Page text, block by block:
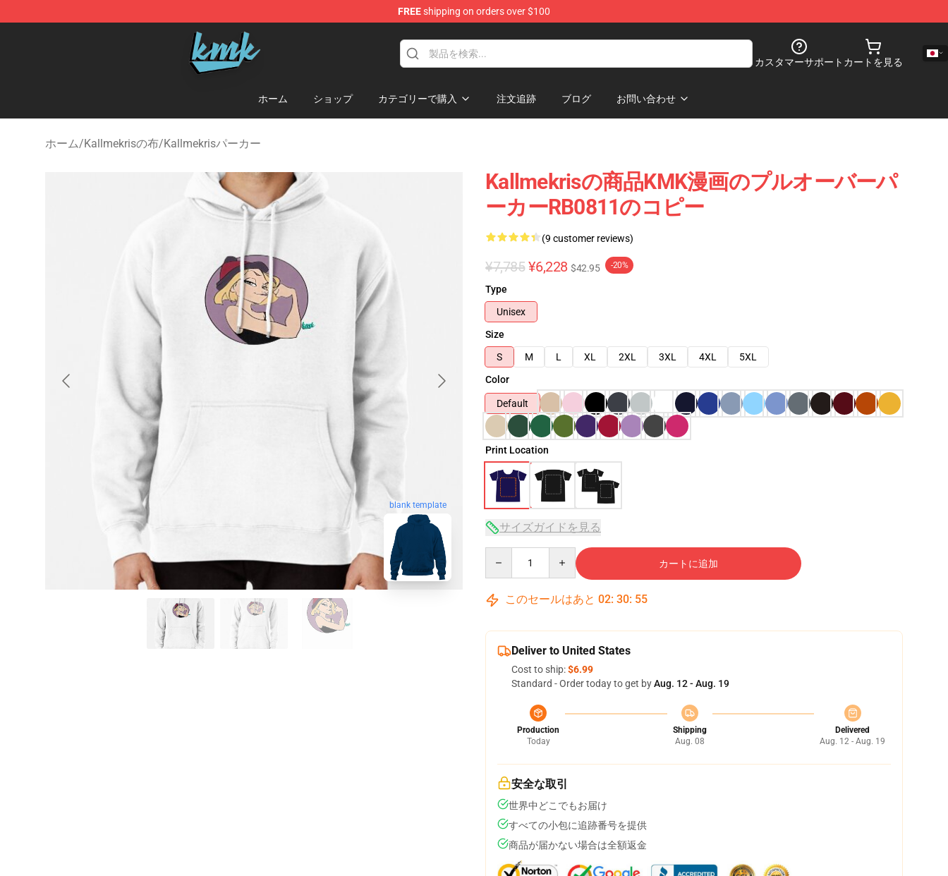
FREEshipping on orders over $100
KallMeKris Store - Official KallMeKris Merchandise Shop
カスタマーサポート カートを見る
ホーム ショップ カテゴリーで購入 注文追跡 ブログ お問い合わせ
ホーム/Kallmekrisの布/Kallmekrisパーカー
blank template
Kallmekrisの商品KMK漫画のプルオーバーパ
ーカーRB0811のコピー
(9 customer reviews)
¥7,785 ¥6,228 $42.95 -20%
Type
Unisex
Size
S
M L XL 2XL 3XL 4XL
5XL
Color
Default
Print Location
サイズガイドを見る
カートに追加
このセールはあと 02: 30: 54
Deliver to United States
Cost to ship:$6.99
Standard - Order today to get byAug. 12 - Aug. 19
Production
Today
Shipping
Aug. 08
Delivered
Aug. 12 - Aug. 19
安全な取引
世界中どこでもお届け
すべての小包に追跡番号を提供
商品が届かない場合は全額返金